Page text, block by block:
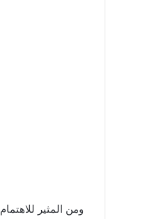
ومن المثير